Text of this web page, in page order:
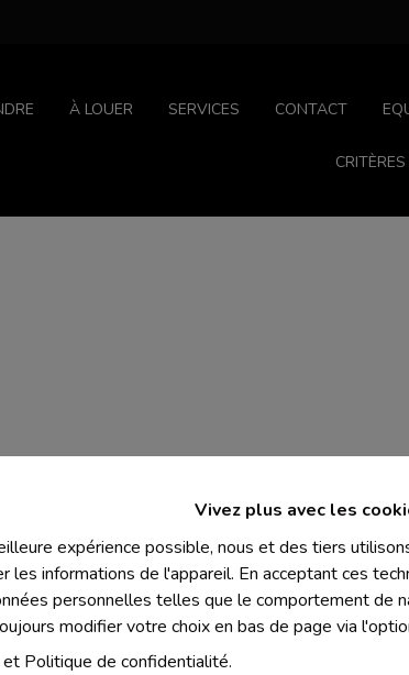
Vivez plus avec les
expérience possible, nous et des tiers
les informations de l'appareil. En acceptant ces
personnelles telles que le comportement de
modifier votre choix en bas de page via
et Politique de confidentialité.
À LOUER SERVICES CONTACT